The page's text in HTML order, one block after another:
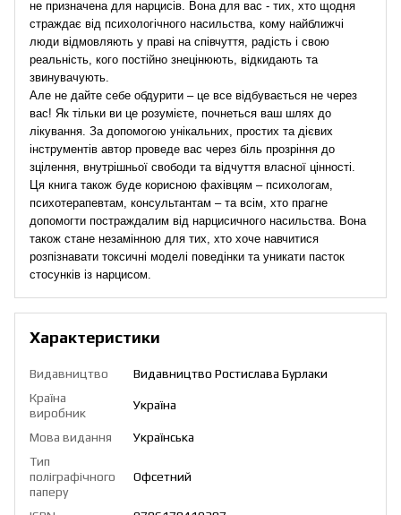
не призначена для нарцисів. Вона для вас - тих, хто щодня
страждає від психологічного насильства, кому найближчі
люди відмовляють у праві на співчуття, радість і свою
реальність, кого постійно знецінюють, відкидають та
звинувачують.
Але не дайте себе обдурити – це все відбувається не через
вас! Як тільки ви це розумієте, почнеться ваш шлях до
лікування. За допомогою унікальних, простих та дієвих
інструментів автор проведе вас через біль прозріння до
зцілення, внутрішньої свободи та відчуття власної цінності.
Ця книга також буде корисною фахівцям – психологам,
психотерапевтам, консультантам – та всім, хто прагне
допомогти постраждалим від нарцисичного насильства. Вона
також стане незамінною для тих, хто хоче навчитися
розпізнавати токсичні моделі поведінки та уникати пасток
стосунків із нарцисом.
Характеристики
Видавництво
Видавництво Ростислава Бурлаки
Країна
виробник
Україна
Мова видання
Українська
Тип
поліграфічного
паперу
Офсетний